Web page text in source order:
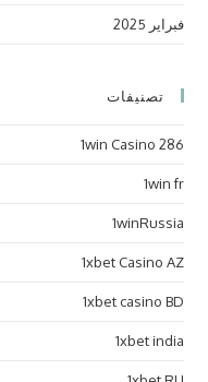
فبراير 2025
تصنيفات
1win Casino 286
1win fr
1winRussia
1xbet Casino AZ
1xbet casino BD
1xbet india